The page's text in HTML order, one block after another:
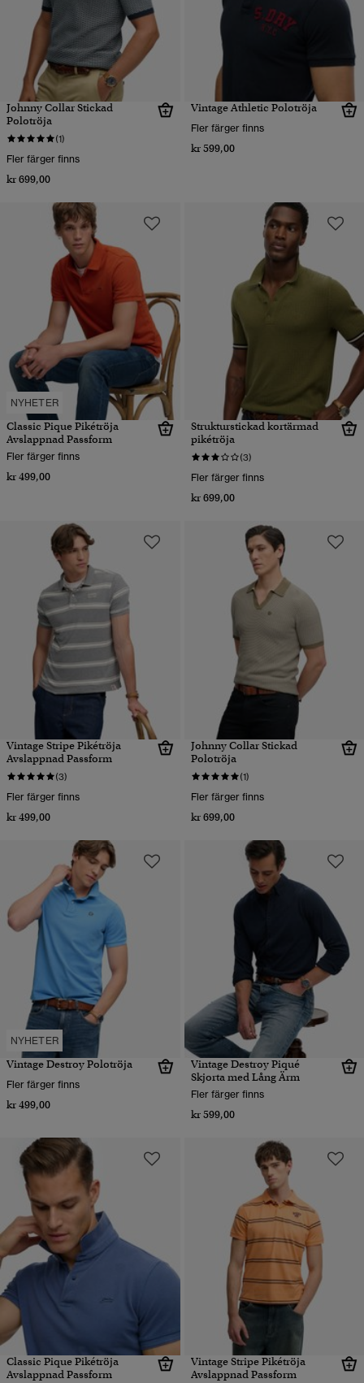
Johnny Collar Stickad
Polotröja
(1)
Fler färger finns
kr 699,00
Vintage Athletic Polotröja
Fler färger finns
kr 599,00
NYHETER
Classic Pique Pikétröja
Avslappnad Passform
Fler färger finns
kr 499,00
Strukturstickad kortärmad
pikétröja
(3)
Fler färger finns
kr 699,00
Vintage Stripe Pikétröja
Avslappnad Passform
(3)
Fler färger finns
kr 499,00
Johnny Collar Stickad
Polotröja
(1)
Fler färger finns
kr 699,00
NYHETER
Vintage Destroy Polotröja
Fler färger finns
kr 499,00
Vintage Destroy Piqué
Skjorta med Lång Ärm
Fler färger finns
kr 599,00
Classic Pique Pikétröja
Avslappnad Passform
Vintage Stripe Pikétröja
Avslappnad Passform